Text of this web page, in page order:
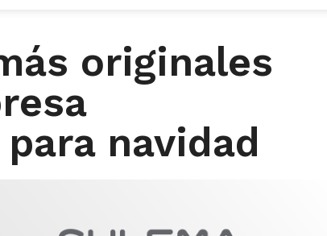
originales
navidad